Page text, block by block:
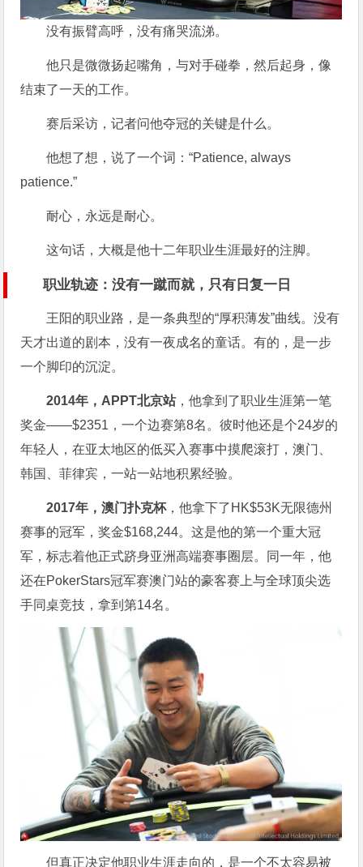
没有振臂高呼，没有痛哭流涕。
他只是微微扬起嘴角，与对手碰拳，然后起身，像
结束了一天的工作。
赛后采访，记者问他夺冠的关键是什么。
他想了想，说了一个词：“Patience, always
patience.”
耐心，永远是耐心。
这句话，大概是他十二年职业生涯最好的注脚。
职业轨迹：没有一蹴而就，只有日复一日
王阳的职业路，是一条典型的“厚积薄发”曲线。没有
天才出道的剧本，没有一夜成名的童话。有的，是一步
一个脚印的沉淀。
2014年，APPT北京站，他拿到了职业生涯第一笔
奖金——$2351，一个边赛第8名。彼时他还是个24岁的
年轻人，在亚太地区的低买入赛事中摸爬滚打，澳门、
韩国、菲律宾，一站一站地积累经验。
2017年，澳门扑克杯，他拿下了HK$53K无限德州
赛事的冠军，奖金$168,244。这是他的第一个重大冠
军，标志着他正式跻身亚洲高端赛事圈层。同一年，他
还在PokerStars冠军赛澳门站的豪客赛上与全球顶尖选
手同桌竞技，拿到第14名。
但真正决定他职业生涯走向的，是一个不太容易被